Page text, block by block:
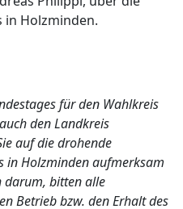
in Holzminden.
für den Wahlkreis
den Landkreis
auf die drohende
in Holzminden aufmerksam
darum, bitten alle
Betrieb bzw. den Erhalt des